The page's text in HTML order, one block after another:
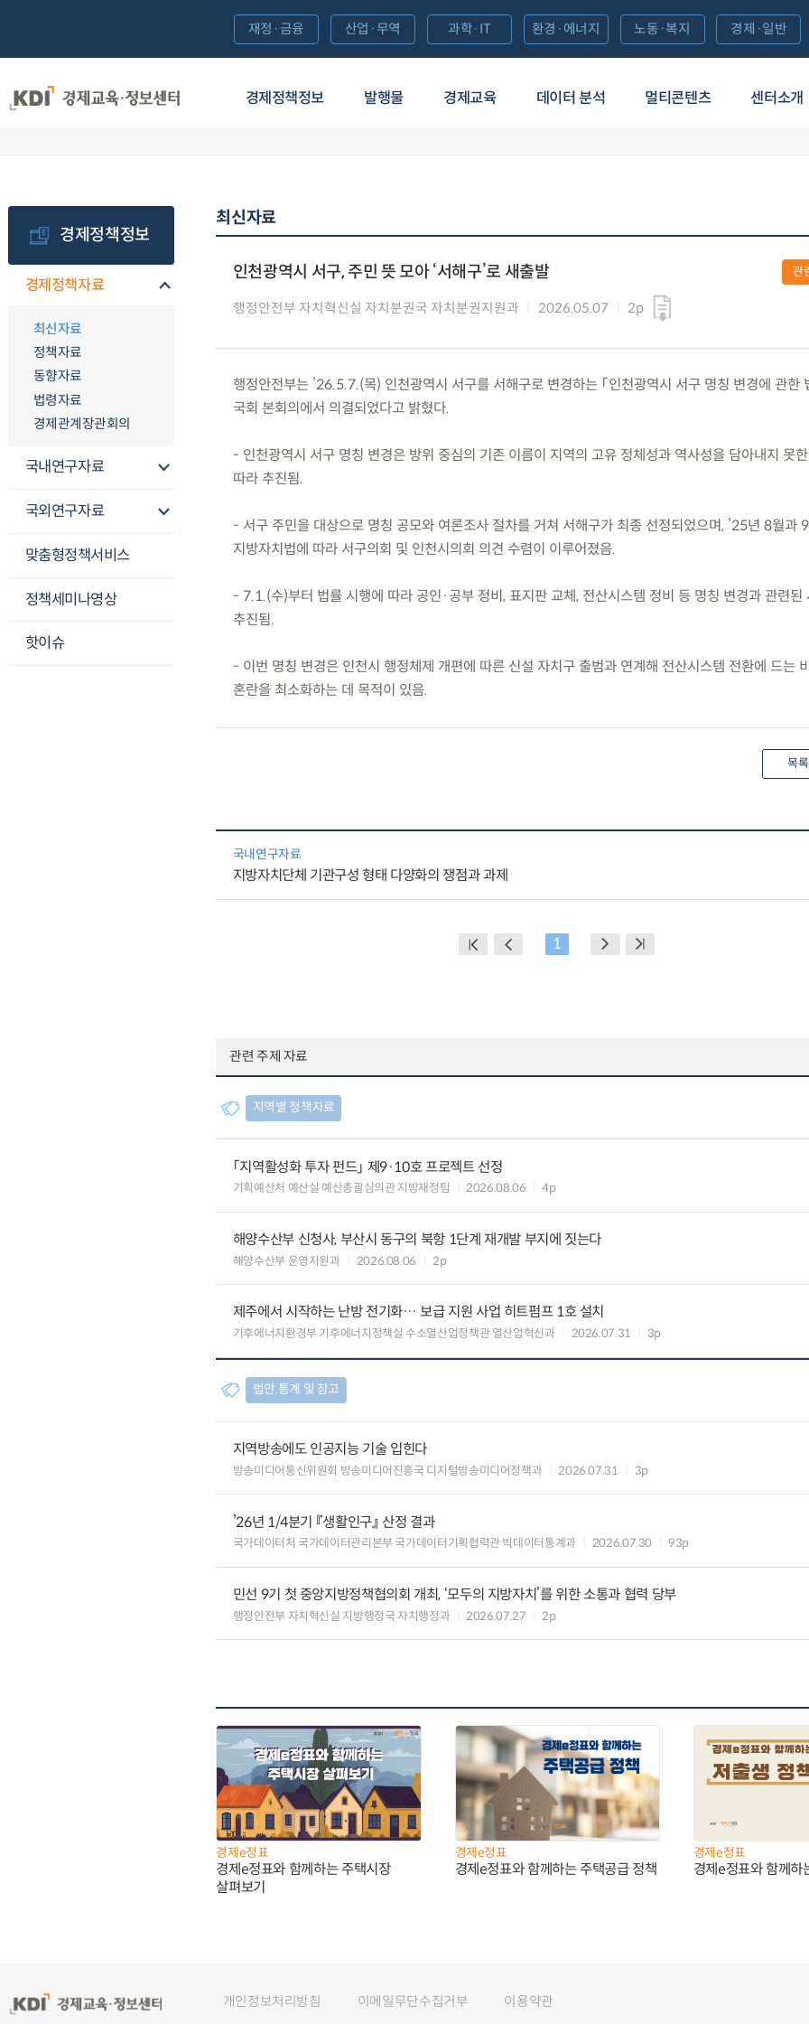
경제정책정보 발행물 경제교육 데이터 분석 멀티콘텐츠 센터소개
재정·금융 산업·무역 과학·IT 환경·에너지 노동·복지 경제·일반
경제정책정보
경제정책자료
최신자료
정책자료
동향자료
법령자료
경제관계장관회의
국내연구자료
국외연구자료
맞춤형정책서비스
정책세미나영상
핫이슈
최신자료
인천광역시 서구, 주민 뜻 모아 ‘서해구’로 새출발
행정안전부 자치혁신실 자치분권국 자치분권지원과 2026.05.07 2p
관
행정안전부는 ’26.5.7.(목) 인천광역시 서구를 서해구로 변경하는 「인천광역시 서구 명칭 변경에 관한
국회 본회의에서 의결되었다고 밝혔다.
- 인천광역시 서구 명칭 변경은 방위 중심의 기존 이름이 지역의 고유 정체성과 역사성을 담아내지 못
따라 추진됨.
- 서구 주민을 대상으로 명칭 공모와 여론조사 절차를 거쳐 서해구가 최종 선정되었으며, ’25년 8월과
지방자치법에 따라 서구의회 및 인천시의회 의견 수렴이 이루어졌음.
- 7.1.(수)부터 법률 시행에 따라 공인·공부 정비, 표지판 교체, 전산시스템 정비 등 명칭 변경과 관련된
추진됨.
- 이번 명칭 변경은 인천시 행정체제 개편에 따른 신설 자치구 출범과 연계해 전산시스템 전환에 드는
혼란을 최소화하는 데 목적이 있음.
목
국내연구자료
지방자치단체 기관구성 형태 다양화의 쟁점과 과제
1
관련 주제 자료
지역별 정책자료
「지역활성화 투자 펀드」 제9·10호 프로젝트 선정
기획예산처 예산실 예산총괄심의관 지방재정팀 2026.08.06 4p
해양수산부 신청사, 부산시 동구의 북항 1단계 재개발 부지에 짓는다
해양수산부 운영지원과 2026.08.06 2p
제주에서 시작하는 난방 전기화… 보급 지원 사업 히트펌프 1호 설치
기후에너지환경부 기후에너지정책실 수소열산업정책관 열산업혁신과 2026.07.31 3p
법안.통계 및 참고
지역방송에도 인공지능 기술 입힌다
방송미디어통신위원회 방송미디어진흥국 디지털방송미디어정책과 2026.07.31 3p
’26년 1/4분기 『생활인구』 산정 결과
국가데이터처 국가데이터관리본부 국가데이터기획협력관 빅데이터통계과 2026.07.30 93p
민선 9기 첫 중앙지방정책협의회 개최, ‘모두의 지방자치’를 위한 소통과 협력 당부
행정안전부 자치혁신실 지방행정국 자치행정과 2026.07.27 2p
경제e정표
경제e정표와 함께하는 주택시장
살펴보기
경제e정표
경제e정표와 함께하는 주택공급 정책
경제e정표
경제e정표와 함께하
개인정보처리방침 이메일무단수집거부 이용약관